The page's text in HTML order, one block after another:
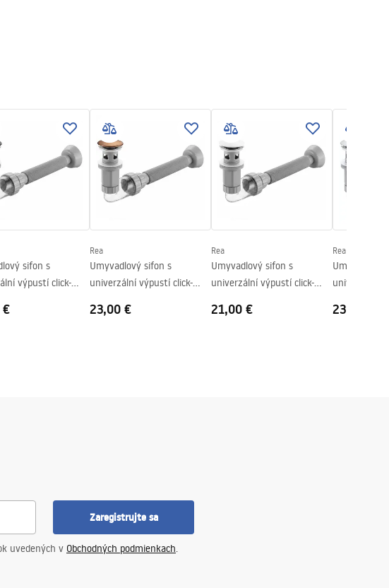
sifon s
výpustí click-
Rea
Umyvadlový sifon s
univerzální výpustí click-
23,00 €
Rea
Umyvadlový sifon s
univerzální výpustí click-
21,00 €
Rea
Umyvadlový
univerzální
23,00 €
Zaregistrujte sa
uvedených v Obchodných podmienkach.